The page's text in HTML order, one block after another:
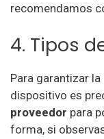
recomendamos
4. Tipos
Para garantizar
dispositivo es
proveedor para
forma, si